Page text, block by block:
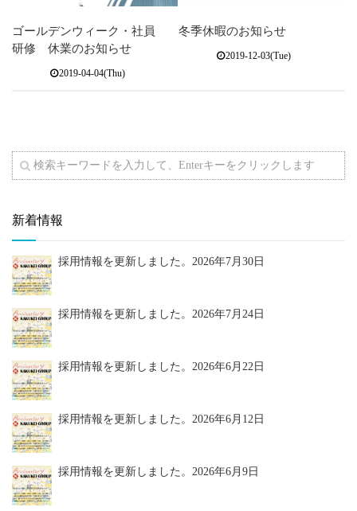
ゴールデンウィーク・社員
研修 休業のお知らせ
2019-04-04(Thu)
冬季休暇のお知らせ
2019-12-03(Tue)
新着情報
採用情報を更新しました。 2026年7月30日
採用情報を更新しました。 2026年7月24日
採用情報を更新しました。 2026年6月22日
採用情報を更新しました。 2026年6月12日
採用情報を更新しました。 2026年6月9日